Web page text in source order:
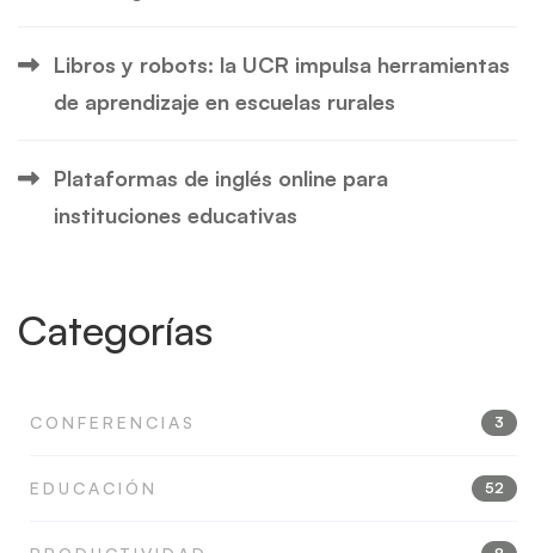
Libros y robots: la UCR impulsa herramientas
de aprendizaje en escuelas rurales
Plataformas de inglés online para
instituciones educativas
Categorías
CONFERENCIAS 3
EDUCACIÓN 52